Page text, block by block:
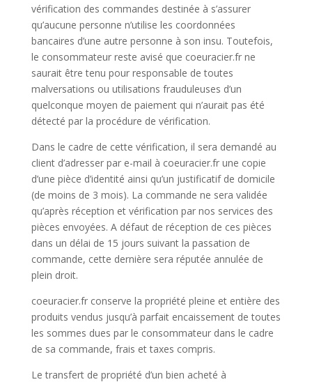
vérification des commandes destinée à s’assurer
qu’aucune personne n’utilise les coordonnées
bancaires d’une autre personne à son insu. Toutefois,
le consommateur reste avisé que coeuracier.fr ne
saurait être tenu pour responsable de toutes
malversations ou utilisations frauduleuses d’un
quelconque moyen de paiement qui n’aurait pas été
détecté par la procédure de vérification.
Dans le cadre de cette vérification, il sera demandé au
client d’adresser par e-mail à coeuracier.fr une copie
d’une pièce d’identité ainsi qu’un justificatif de domicile
(de moins de 3 mois). La commande ne sera validée
qu’après réception et vérification par nos services des
pièces envoyées. A défaut de réception de ces pièces
dans un délai de 15 jours suivant la passation de
commande, cette dernière sera réputée annulée de
plein droit.
coeuracier.fr conserve la propriété pleine et entière des
produits vendus jusqu’à parfait encaissement de toutes
les sommes dues par le consommateur dans le cadre
de sa commande, frais et taxes compris.
Le transfert de propriété d’un bien acheté à